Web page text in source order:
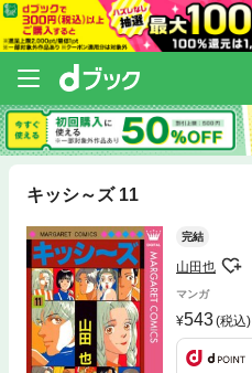
キッシ～ズ 11
完結
山田也
マンガ
543(税込)